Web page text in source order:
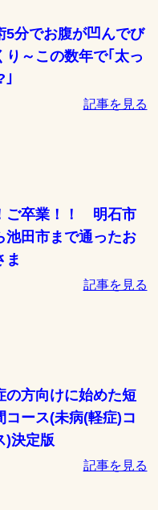
5分でお腹が凹んでび
り～この数年で｢太っ
｣
記事を見る
ご卒業！！ 明石市
池田市まで通ったお
ま
記事を見る
の方向けに始めた短
コース(未病(軽症)コ
)決定版
記事を見る